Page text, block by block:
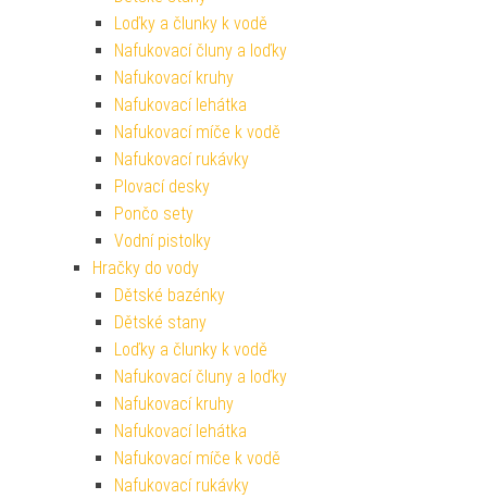
Loďky a člunky k vodě
Nafukovací čluny a loďky
Nafukovací kruhy
Nafukovací lehátka
Nafukovací míče k vodě
Nafukovací rukávky
Plovací desky
Pončo sety
Vodní pistolky
Hračky do vody
Dětské bazénky
Dětské stany
Loďky a člunky k vodě
Nafukovací čluny a loďky
Nafukovací kruhy
Nafukovací lehátka
Nafukovací míče k vodě
Nafukovací rukávky